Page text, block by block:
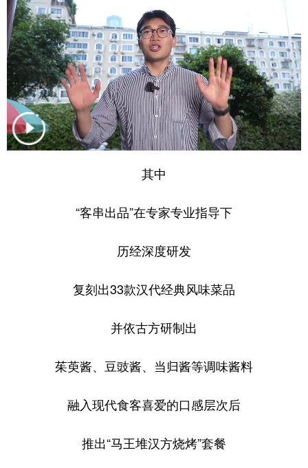
其中
“客串出品”在专家专业指导下
历经深度研发
复刻出33款汉代经典风味菜品
并依古方研制出
茱萸酱、豆豉酱、当归酱等调味酱料
融入现代食客喜爱的口感层次后
推出“马王堆汉方烧烤”套餐